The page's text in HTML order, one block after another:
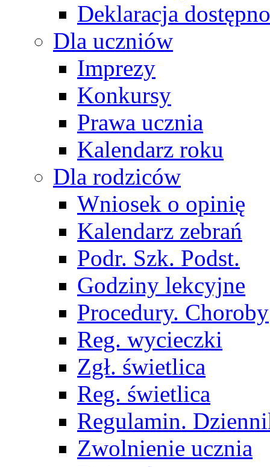
Deklaracja
Dla uczniów
Imprezy
Konkursy
Prawa ucznia
Kalendarz roku
Dla rodziców
Wniosek o opinię
Kalendarz zebrań
Podr. Szk. Podst.
Godziny lekcyjne
Procedury. Choroby
Reg. wycieczki
Zgł. świetlica
Reg. świetlica
Regulamin.
Zwolnienie ucznia